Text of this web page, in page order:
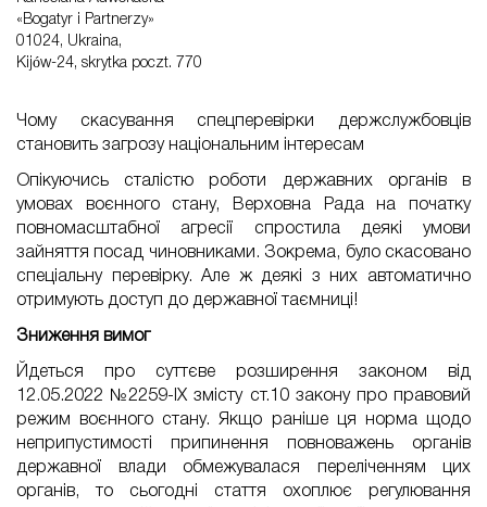
«Bogatyr i Partnerzy»
01024, Ukraina,
Kijów-24, skrytka poczt. 770
Чому скасування спецперевірки держслужбовців
становить загрозу національним інтересам
Опікуючись сталістю роботи державних органів в
умовах воєнного стану, Верховна Рада на початку
повномасштабної агресії спростила деякі умови
зайняття посад чиновниками. Зокрема, було скасовано
спеціальну перевірку. Але ж деякі з них автоматично
отримують доступ до державної таємниці!
Зниження вимог
Йдеться про суттєве розширення законом від
12.05.2022 №2259-IX змісту ст.10 закону про правовий
режим воєнного стану. Якщо раніше ця норма щодо
неприпустимості припинення повноважень органів
державної влади обмежувалася переліченням цих
органів, то сьогодні стаття охоплює регулювання